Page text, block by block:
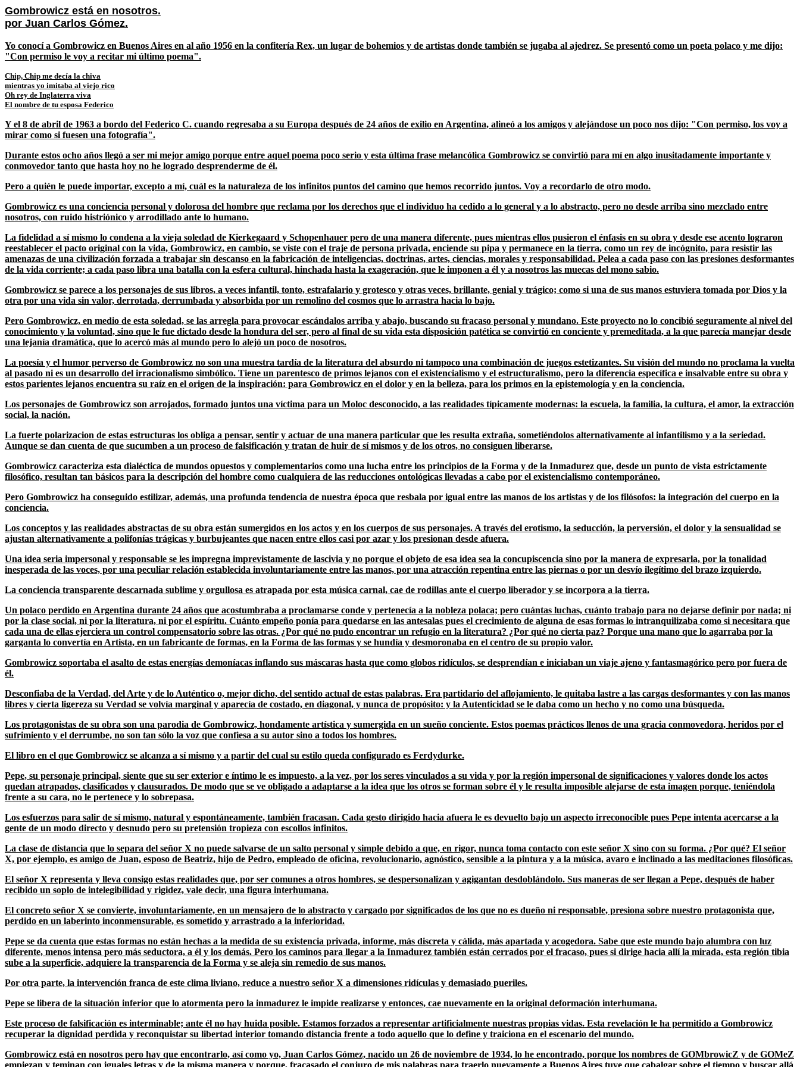
Gombrowicz está en nosotros.
por Juan Carlos Gómez.
Yo conocí a Gombrowicz en Buenos Aires en al año 1956 en la confitería Rex, un lugar de bohemios y de artistas donde también se jugaba al ajedrez. Se presentó como un poeta polaco y me dijo:
"Con permiso le voy a recitar mi último poema".
Chip, Chip me decía la chiva
mientras yo imitaba al viejo rico
Oh rey de Inglaterra viva
El nombre de tu esposa Federico
Y el 8 de abril de 1963 a bordo del Federico C. cuando regresaba a su Europa después de 24 años de exilio en Argentina, alineó a los amigos y alejándose un poco nos dijo: "Con permiso, los voy a
mirar como si fuesen una fotografía".
Durante estos ocho años llegó a ser mi mejor amigo porque entre aquel poema poco serio y esta última frase melancólica Gombrowicz se convirtió para mí en algo inusitadamente importante y
conmovedor tanto que hasta hoy no he logrado desprenderme de él.
Pero a quién le puede importar, excepto a mí, cuál es la naturaleza de los infinitos puntos del camino que hemos recorrido juntos. Voy a recordarlo de otro modo.
Gombrowicz es una conciencia personal y dolorosa del hombre que reclama por los derechos que el individuo ha cedido a lo general y a lo abstracto, pero no desde arriba sino mezclado entre
nosotros, con ruido histriónico y arrodillado ante lo humano.
La fidelidad a sí mismo lo condena a la vieja soledad de Kierkegaard y Schopenhauer pero de una manera diferente, pues mientras ellos pusieron el énfasis en su obra y desde ese acento lograron
reestablecer el pacto original con la vida, Gombrowicz, en cambio, se viste con el traje de persona privada, enciende su pipa y permanece en la tierra, como un rey de incógnito, para resistir las
amenazas de una civilización forzada a trabajar sin descanso en la fabricación de inteligencias, doctrinas, artes, ciencias, morales y responsabilidad. Pelea a cada paso con las presiones desformantes
de la vida corriente; a cada paso libra una batalla con la esfera cultural, hinchada hasta la exageración, que le imponen a él y a nosotros las muecas del mono sabio.
Gombrowicz se parece a los personajes de sus libros, a veces infantil, tonto, estrafalario y grotesco y otras veces, brillante, genial y trágico; como si una de sus manos estuviera tomada por Dios y la
otra por una vida sin valor, derrotada, derrumbada y absorbida por un remolino del cosmos que lo arrastra hacia lo bajo.
Pero Gombrowicz, en medio de esta soledad, se las arregla para provocar escándalos arriba y abajo, buscando su fracaso personal y mundano. Este proyecto no lo concibió seguramente al nivel del
conocimiento y la voluntad, sino que le fue dictado desde la hondura del ser, pero al final de su vida esta disposición patética se convirtió en conciente y premeditada, a la que parecía manejar desde
una lejanía dramática, que lo acercó más al mundo pero lo alejó un poco de nosotros.
La poesía y el humor perverso de Gombrowicz no son una muestra tardía de la literatura del absurdo ni tampoco una combinación de juegos estetizantes. Su visión del mundo no proclama la vuelta
al pasado ni es un desarrollo del irracionalismo simbólico. Tiene un parentesco de primos lejanos con el existencialismo y el estructuralismo, pero la diferencia específica e insalvable entre su obra y
estos parientes lejanos encuentra su raíz en el origen de la inspiración: para Gombrowicz en el dolor y en la belleza, para los primos en la epistemología y en la conciencia.
Los personajes de Gombrowicz son arrojados, formado juntos una víctima para un Moloc desconocido, a las realidades típicamente modernas: la escuela, la familia, la cultura, el amor, la extracción
social, la nación.
La fuerte polarizacion de estas estructuras los obliga a pensar, sentir y actuar de una manera particular que les resulta extraña, sometiéndolos alternativamente al infantilismo y a la seriedad.
Aunque se dan cuenta de que sucumben a un proceso de falsificación y tratan de huir de sí mismos y de los otros, no consiguen liberarse.
Gombrowicz caracteriza esta dialéctica de mundos opuestos y complementarios como una lucha entre los principios de la Forma y de la Inmadurez que, desde un punto de vista estrictamente
filosófico, resultan tan básicos para la descripción del hombre como cualquiera de las reducciones ontológicas llevadas a cabo por el existencialismo contemporáneo.
Pero Gombrowicz ha conseguido estilizar, además, una profunda tendencia de nuestra época que resbala por igual entre las manos de los artistas y de los filósofos: la integración del cuerpo en la
conciencia.
Los conceptos y las realidades abstractas de su obra están sumergidos en los actos y en los cuerpos de sus personajes. A través del erotismo, la seducción, la perversión, el dolor y la sensualidad se
ajustan alternativamente a polifonías trágicas y burbujeantes que nacen entre ellos casi por azar y los presionan desde afuera.
Una idea seria impersonal y responsable se les impregna imprevistamente de lascivia y no porque el objeto de esa idea sea la concupiscencia sino por la manera de expresarla, por la tonalidad
inesperada de las voces, por una peculiar relación establecida involuntariamente entre las manos, por una atracción repentina entre las piernas o por un desvío ilegítimo del brazo izquierdo.
La conciencia transparente descarnada sublime y orgullosa es atrapada por esta música carnal, cae de rodillas ante el cuerpo liberador y se incorpora a la tierra.
Un polaco perdido en Argentina durante 24 años que acostumbraba a proclamarse conde y pertenecía a la nobleza polaca; pero cuántas luchas, cuánto trabajo para no dejarse definir por nada; ni
por la clase social, ni por la literatura, ni por el espíritu. Cuánto empeño ponía para quedarse en las antesalas pues el crecimiento de alguna de esas formas lo intranquilizaba como si necesitara que
cada una de ellas ejerciera un control compensatorio sobre las otras. ¿Por qué no pudo encontrar un refugio en la literatura? ¿Por qué no cierta paz? Porque una mano que lo agarraba por la
garganta lo convertía en Artista, en un fabricante de formas, en la Forma de las formas y se hundía y desmoronaba en el centro de su propio valor.
Gombrowicz soportaba el asalto de estas energías demoníacas inflando sus máscaras hasta que como globos ridículos, se desprendían e iniciaban un viaje ajeno y fantasmagórico pero por fuera de
él.
Desconfiaba de la Verdad, del Arte y de lo Auténtico o, mejor dicho, del sentido actual de estas palabras. Era partidario del aflojamiento, le quitaba lastre a las cargas desformantes y con las manos
libres y cierta ligereza su Verdad se volvía marginal y aparecía de costado, en diagonal, y nunca de propósito: y la Autenticidad se le daba como un hecho y no como una búsqueda.
Los protagonistas de su obra son una parodia de Gombrowicz, hondamente artística y sumergida en un sueño conciente. Estos poemas prácticos llenos de una gracia conmovedora, heridos por el
sufrimiento y el derrumbe, no son tan sólo la voz que confiesa a su autor sino a todos los hombres.
El libro en el que Gombrowicz se alcanza a sí mismo y a partir del cual su estilo queda configurado es Ferdydurke.
Pepe, su personaje principal, siente que su ser exterior e íntimo le es impuesto, a la vez, por los seres vinculados a su vida y por la región impersonal de significaciones y valores donde los actos
quedan atrapados, clasificados y clausurados. De modo que se ve obligado a adaptarse a la idea que los otros se forman sobre él y le resulta imposible alejarse de esta imagen porque, teniéndola
frente a su cara, no le pertenece y lo sobrepasa.
Los esfuerzos para salir de sí mismo, natural y espontáneamente, también fracasan. Cada gesto dirigido hacia afuera le es devuelto bajo un aspecto irreconocible pues Pepe intenta acercarse a la
gente de un modo directo y desnudo pero su pretensión tropieza con escollos infinitos.
La clase de distancia que lo separa del señor X no puede salvarse de un salto personal y simple debido a que, en rigor, nunca toma contacto con este señor X sino con su forma. ¿Por qué? El señor
X, por ejemplo, es amigo de Juan, esposo de Beatriz, hijo de Pedro, empleado de oficina, revolucionario, agnóstico, sensible a la pintura y a la música, avaro e inclinado a las meditaciones filosóficas.
El señor X representa y lleva consigo estas realidades que, por ser comunes a otros hombres, se despersonalizan y agigantan desdoblándolo. Sus maneras de ser llegan a Pepe, después de haber
recibido un soplo de intelegibilidad y rigidez, vale decir, una figura interhumana.
El concreto señor X se convierte, involuntariamente, en un mensajero de lo abstracto y cargado por significados de los que no es dueño ni responsable, presiona sobre nuestro protagonista que,
perdido en un laberinto inconmensurable, es sometido y arrastrado a la inferioridad.
Pepe se da cuenta que estas formas no están hechas a la medida de su existencia privada, informe, más discreta y cálida, más apartada y acogedora. Sabe que este mundo bajo alumbra con luz
diferente, menos intensa pero más seductora, a él y los demás. Pero los caminos para llegar a la Inmadurez también están cerrados por el fracaso, pues si dirige hacia allí la mirada, esta región tibia
sube a la superficie, adquiere la transparencia de la Forma y se aleja sin remedio de sus manos.
Por otra parte, la intervención franca de este clima liviano, reduce a nuestro señor X a dimensiones ridículas y demasiado pueriles.
Pepe se libera de la situación inferior que lo atormenta pero la inmadurez le impide realizarse y entonces, cae nuevamente en la original deformación interhumana.
Este proceso de falsificación es interminable; ante él no hay huida posible. Estamos forzados a representar artificialmente nuestras propias vidas. Esta revelación le ha permitido a Gombrowicz
recuperar la dignidad perdida y reconquistar su libertad interior tomando distancia frente a todo aquello que lo define y traiciona en el escenario del mundo.
Gombrowicz está en nosotros pero hay que encontrarlo, así como yo, Juan Carlos Gómez, nacido un 26 de noviembre de 1934, lo he encontrado, porque los nombres de GOMbrowicZ y de GOMeZ
empiezan y teminan con iguales letras y de la misma manera y porque, fracasado el conjuro de mis palabras para traerlo nuevamente a Buenos Aires tuve que cabalgar sobre el tiempo y buscar allá